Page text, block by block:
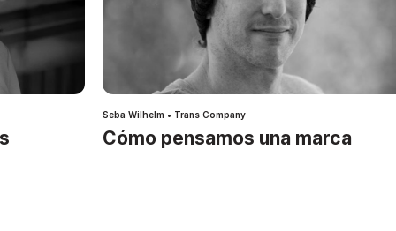
Seba Wilhelm • Trans Company
Cómo pensamos una marca